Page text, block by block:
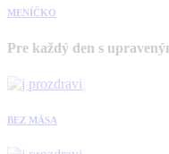
MENÍČKO
Pre každý den s
BEZ MÄSA